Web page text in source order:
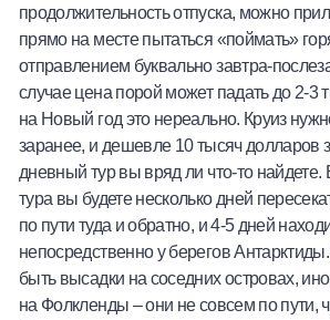
продолжительность отпуска, можно
прямо на месте пытаться «поймать»
отправлением буквально завтра-
случае цена порой может падать до 2-3
на Новый год это нереально. Круиз
заранее, и дешевле 10 тысяч долларов
дневный тур вы вряд ли что-то найдете.
тура вы будете несколько дней
по пути туда и обратно, и 4-5 дней
непосредственно у берегов
быть высадки на соседних островах,
на Фолкленды – они не совсем по пути,